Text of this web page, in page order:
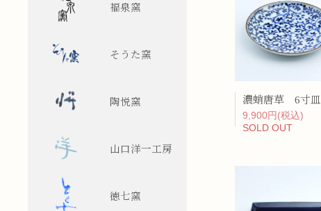
濃蛸唐草 6寸皿
9,900円(税込)
SOLD OUT
福泉窯
そうた窯
陶悦窯
山口洋一工房
徳七窯